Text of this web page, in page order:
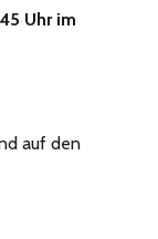
Uhr im
auf den